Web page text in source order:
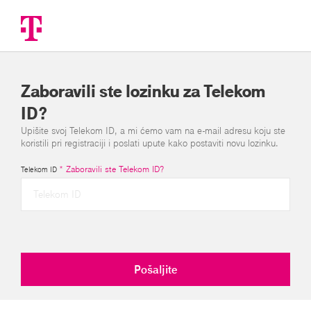
Zaboravili ste lozinku za Telekom
ID?
Upišite svoj Telekom ID, a mi ćemo vam na e-mail adresu koju ste
koristili pri registraciji i poslati upute kako postaviti novu lozinku.
Telekom ID * Zaboravili ste Telekom ID?
Pošaljite